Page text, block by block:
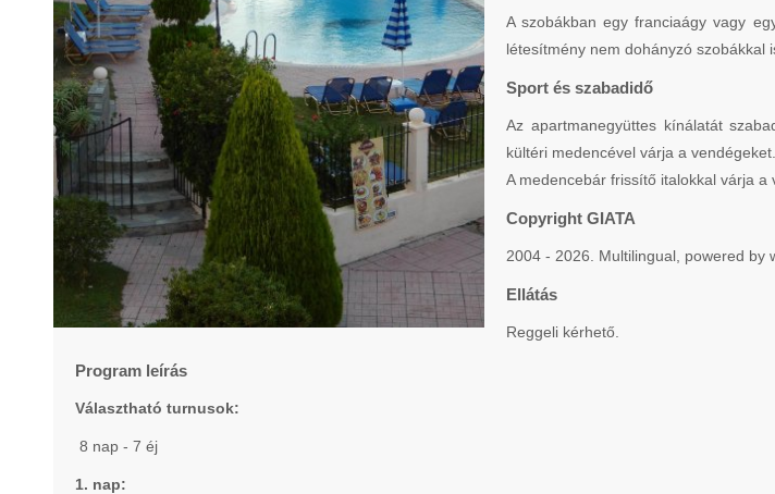
A szobákban egy franciaágy vagy
létesítmény nem dohányzó szobákkal
Sport és szabadidő
Az apartmanegyüttes kínálatát
kültéri medencével várja a
A medencebár frissítő italokkal várja a
Copyright GIATA
2004 - 2026. Multilingual, powered by
Ellátás
Reggeli kérhető.
Program leírás
Választható turnusok:
8 nap - 7 éj
1. nap: